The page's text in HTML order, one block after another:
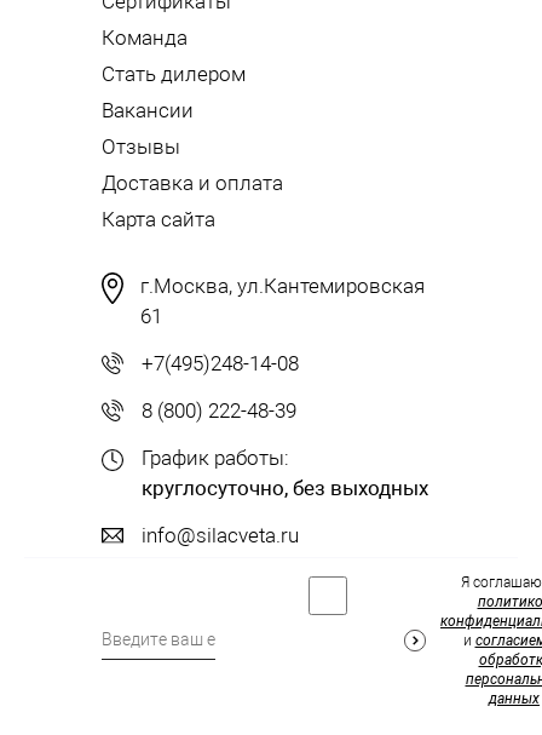
Команда
Стать дилером
Вакансии
Отзывы
Доставка и оплата
Карта сайта
г.Москва, ул.Кантемировская
61
+7(495)248-14-08
8 (800) 222-48-39
График работы:
круглосуточно, без выходных
info@silacveta.ru
Я
и
данных